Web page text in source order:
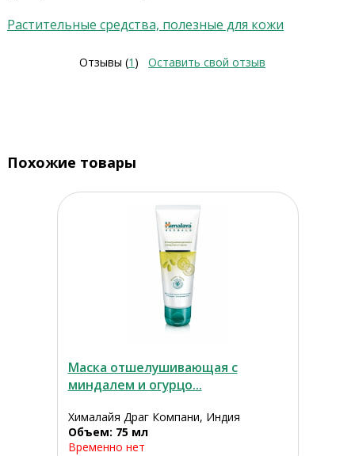
Растительные средства, полезные для кожи
Отзывы (1 ) Оставить свой отзыв
Похожие товары
Маска отшелушивающая с
миндалем и огурцо...
Хималайя Драг Компани, Индия
Объем: 75 мл
Временно нет